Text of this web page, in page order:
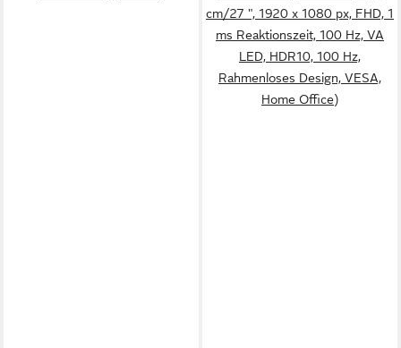
cm/27 ", 1920 x 1080 px, FHD, 1
ms Reaktionszeit, 100 Hz, VA
LED, HDR10, 100 Hz,
Rahmenloses Design, VESA,
Home Office)